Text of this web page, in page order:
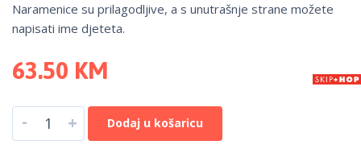
Naramenice su prilagodljive, a s unutrašnje strane možete
napisati ime djeteta.
63.50 KM
- + Dodaj u košaricu